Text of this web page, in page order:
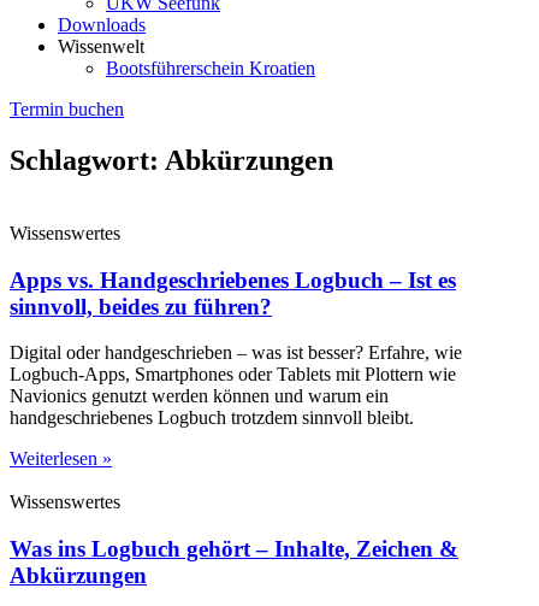
Downloads
Wissenwelt
Bootsführerschein Kroatien
Termin buchen
Schlagwort: Abkürzungen
Wissenswertes
Apps vs. Handgeschriebenes Logbuch – Ist es
sinnvoll, beides zu führen?
Digital oder handgeschrieben – was ist besser? Erfahre, wie
Logbuch-Apps, Smartphones oder Tablets mit Plottern wie
Navionics genutzt werden können und warum ein
handgeschriebenes Logbuch trotzdem sinnvoll bleibt.
Weiterlesen »
Wissenswertes
Was ins Logbuch gehört – Inhalte, Zeichen &
Abkürzungen